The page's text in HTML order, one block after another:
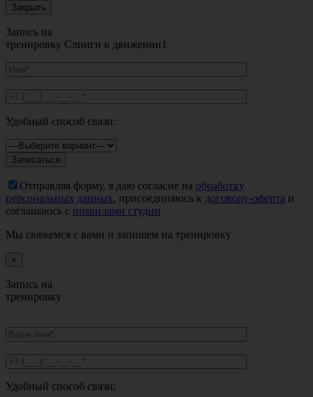
Закрыть
Запись на
тренировку Слинги в движении1
Удобный способ связи:
Отправляя форму, я даю согласие на обработку
персональных данных, присоединяюсь к договору-оферта и
соглашаюсь с правилами студии
Мы свяжемся с вами и запишем на тренировку
×
Запись на
тренировку
Удобный способ связи: